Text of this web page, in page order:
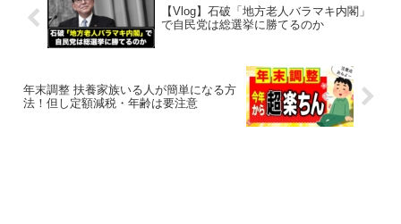
【Vlog】石破「地方老人バラマキ内閣」
で自民党は総選挙に勝てるのか
年末調整 扶養家族いる人が簡単になる方
法！但し定額減税・年齢は要注意